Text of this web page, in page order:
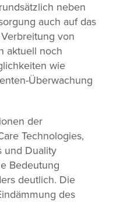
neben
auch auf das
von
aktuell noch
wie
Überwachung
der
Technologies,
und Duality
Bedeutung
deutlich. Die
des